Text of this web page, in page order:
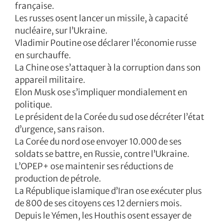
française.
Les russes osent lancer un missile, à capacité
nucléaire, sur l’Ukraine.
Vladimir Poutine ose déclarer l’économie russe
en surchauffe.
La Chine ose s’attaquer à la corruption dans son
appareil militaire.
Elon Musk ose s’impliquer mondialement en
politique.
Le président de la Corée du sud ose décréter l’état
d’urgence, sans raison.
La Corée du nord ose envoyer 10.000 de ses
soldats se battre, en Russie, contre l’Ukraine.
L’OPEP+ ose maintenir ses réductions de
production de pétrole.
La République islamique d’Iran ose exécuter plus
de 800 de ses citoyens ces 12 derniers mois.
Depuis le Yémen, les Houthis osent essayer de